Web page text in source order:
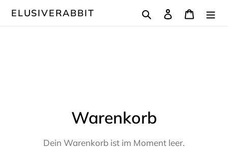
zum
ELUSIVERABBIT SuchenEinloggen
Warenkorb
Dein Warenkorb ist im Moment leer.